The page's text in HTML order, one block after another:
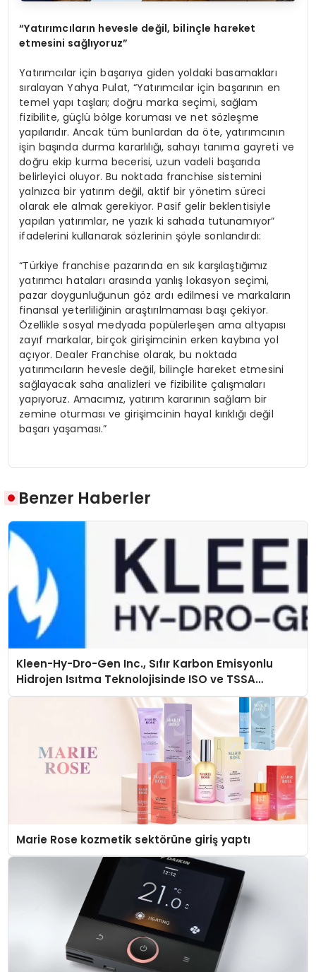
“Yatırımcıların hevesle değil, bilinçle hareket
etmesini sağlıyoruz”
Yatırımcılar için başarıya giden yoldaki basamakları
sıralayan Yahya Pulat, “Yatırımcılar için başarının en
temel yapı taşları; doğru marka seçimi, sağlam
fizibilite, güçlü bölge koruması ve net sözleşme
yapılarıdır. Ancak tüm bunlardan da öte, yatırımcının
işin başında durma kararlılığı, sahayı tanıma gayreti ve
doğru ekip kurma becerisi, uzun vadeli başarıda
belirleyici oluyor. Bu noktada franchise sistemini
yalnızca bir yatırım değil, aktif bir yönetim süreci
olarak ele almak gerekiyor. Pasif gelir beklentisiyle
yapılan yatırımlar, ne yazık ki sahada tutunamıyor”
ifadelerini kullanarak sözlerinin şöyle sonlandırdı:
“Türkiye franchise pazarında en sık karşılaştığımız
yatırımcı hataları arasında yanlış lokasyon seçimi,
pazar doygunluğunun göz ardı edilmesi ve markaların
finansal yeterliliğinin araştırılmaması başı çekiyor.
Özellikle sosyal medyada popülerleşen ama altyapısı
zayıf markalar, birçok girişimcinin erken kaybına yol
açıyor. Dealer Franchise olarak, bu noktada
yatırımcıların hevesle değil, bilinçle hareket etmesini
sağlayacak saha analizleri ve fizibilite çalışmaları
yapıyoruz. Amacımız, yatırım kararının sağlam bir
zemine oturması ve girişimcinin hayal kırıklığı değil
başarı yaşaması.”
Benzer Haberler
Kleen-Hy-Dro-Gen Inc., Sıfır Karbon Emisyonlu
Hidrojen Isıtma Teknolojisinde ISO ve TSSA
Düzenleyici Onaylarını Aldı
Marie Rose kozmetik sektörüne giriş yaptı